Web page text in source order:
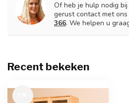
Of heb je hulp nodig
gerust contact met ons
366. We helpen u
Recent bekeken